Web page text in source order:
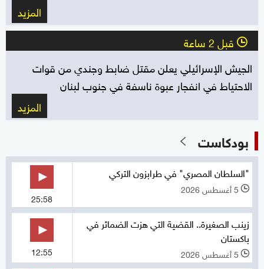
المزيد
l قبل 2 ساعة
الجيش الإسرائيلي يعلن مقتل ضابط وجندي من قوات
الاحتياط في انفجار عبوة ناسفة في جنوب لبنان
المزيد
بودكاست
"السلطان المصري" في طرابزون التركي
l 5 أغسطس 2026
25:58
زينب الصغيرة.. القضية التي هزت الضمائر في
باكستان
l 5 أغسطس 2026 12:55